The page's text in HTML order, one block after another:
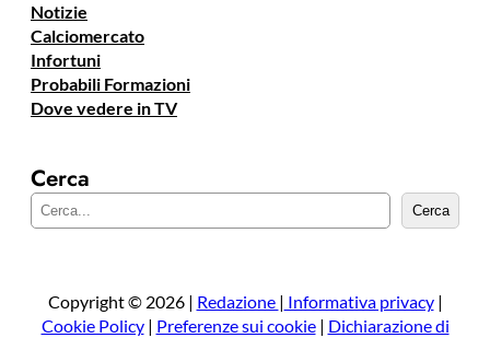
Notizie
Calciomercato
Infortuni
Probabili Formazioni
Dove vedere in TV
Cerca
e
a
Cerca
Copyright © 2026 | Redazione | Informativa privacy|
Cookie Policy| Preferenze sui cookie| Dichiarazione di